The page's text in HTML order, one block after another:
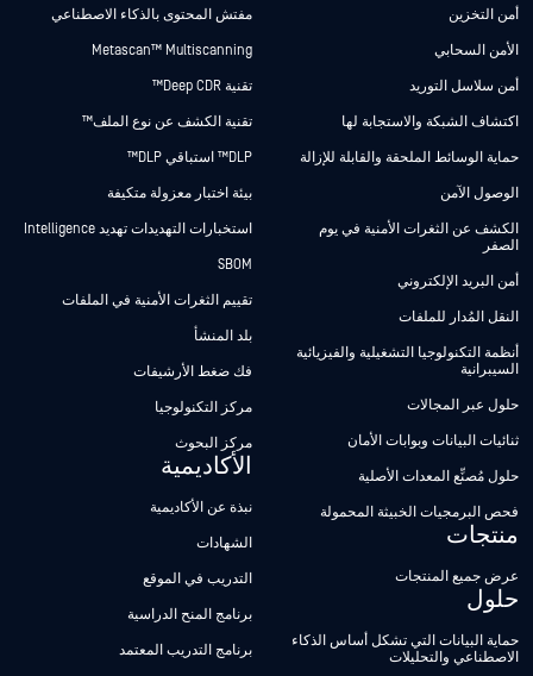
أمن التخزين
الأمن السحابي
أمن سلاسل التوريد
اكتشاف الشبكة والاستجابة لها
حماية الوسائط الملحقة والقابلة للإزالة
الوصول الآمن
الكشف عن الثغرات الأمنية في يوم
الصفر
أمن البريد الإلكتروني
النقل المُدار للملفات
أنظمة التكنولوجيا التشغيلية والفيزيائية
السيبرانية
حلول عبر المجالات
ثنائيات البيانات وبوابات الأمان
حلول مُصنِّع المعدات الأصلية
فحص البرمجيات الخبيثة المحمولة
منتجات
عرض جميع المنتجات
حلول
حماية البيانات التي تشكل أساس الذكاء
الاصطناعي والتحليلات
مفتش المحتوى بالذكاء الاصطناعي
Metascan™ Multiscanning
تقنية Deep CDR™
تقنية الكشف عن نوع الملف™
DLP™ استباقي DLP™
بيئة اختبار معزولة متكيفة
استخبارات التهديدات تهديد Intelligence
SBOM
تقييم الثغرات الأمنية في الملفات
بلد المنشأ
فك ضغط الأرشيفات
مركز التكنولوجيا
مركز البحوث
الأكاديمية
نبذة عن الأكاديمية
الشهادات
التدريب في الموقع
برنامج المنح الدراسية
برنامج التدريب المعتمد